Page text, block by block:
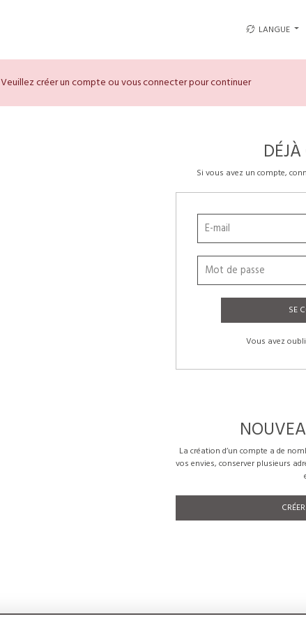
LANGUE
Veuillez créer un compte ou vous connecter pour continuer
Si vous avez un compte,
SE
Vous avez
La création d’un compte a de
vos envies, conserver plusieurs